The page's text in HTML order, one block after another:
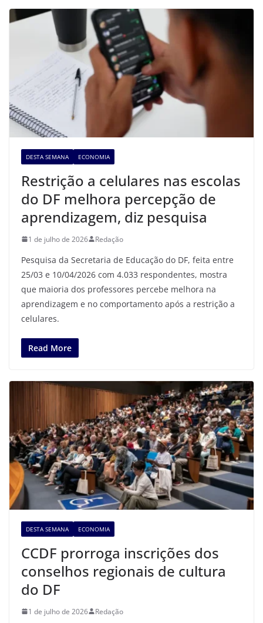
DESTA SEMANA ECONOMIA
Restrição a celulares nas escolas
do DF melhora percepção de
aprendizagem, diz pesquisa
1 de julho de 2026 Redação
Pesquisa da Secretaria de Educação do DF, feita entre
25/03 e 10/04/2026 com 4.033 respondentes, mostra
que maioria dos professores percebe melhora na
aprendizagem e no comportamento após a restrição a
celulares.
Read More
DESTA SEMANA ECONOMIA
CCDF prorroga inscrições dos
conselhos regionais de cultura
do DF
1 de julho de 2026 Redação